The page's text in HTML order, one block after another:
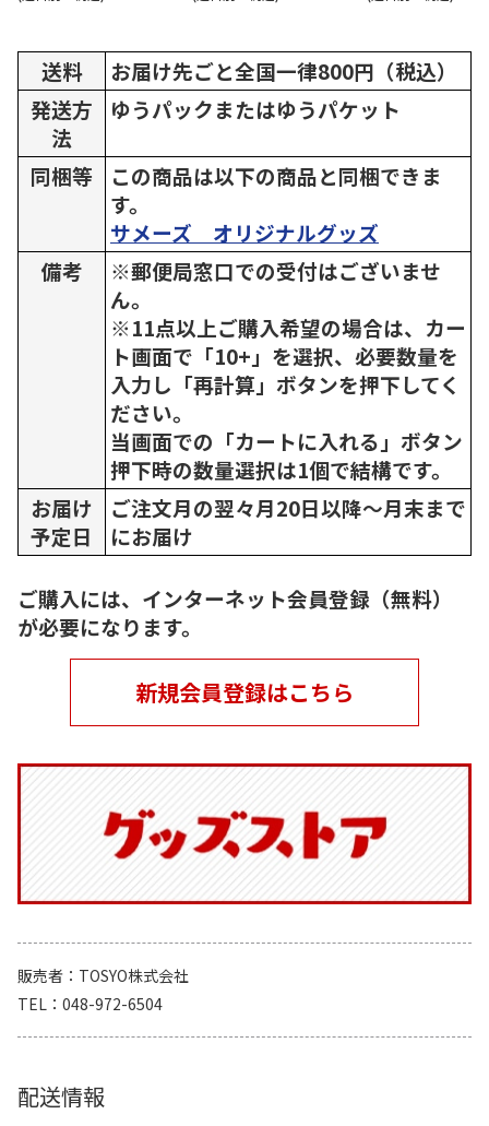
送料
お届け先ごと全国一律800円（税込）
発送方
法
ゆうパックまたはゆうパケット
同梱等
この商品は以下の商品と同梱できま
す。
サメーズ オリジナルグッズ
備考
※郵便局窓口での受付はございませ
ん。
※11点以上ご購入希望の場合は、カー
ト画面で「10+」を選択、必要数量を
入力し「再計算」ボタンを押下してく
ださい。
当画面での「カートに入れる」ボタン
押下時の数量選択は1個で結構です。
お届け
予定日
ご注文月の翌々月20日以降～月末まで
にお届け
ご購入には、インターネット会員登録（無料）
が必要になります。
新規会員登録はこちら
販売者
TOSYO株式会社
TEL
048-972-6504
配送情報